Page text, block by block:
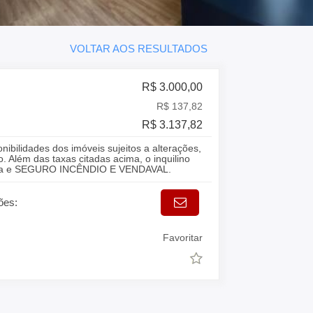
VOLTAR AOS RESULTADOS
R$ 3.000,00
R$ 137,82
R$ 3.137,82
dos imóveis sujeitos a alterações,
Além das taxas citadas acima, o inquilino
SEGURO INCÊNDIO E VENDAVAL.
Favoritar